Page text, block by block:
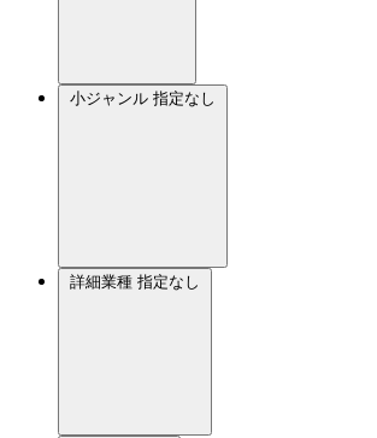
小ジャンル 指定なし
詳細業種 指定なし